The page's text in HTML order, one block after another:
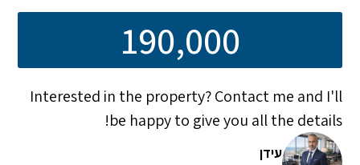
190,000
Interested in the property? Contact me and I'll
be happy to give you all the details!
עידן